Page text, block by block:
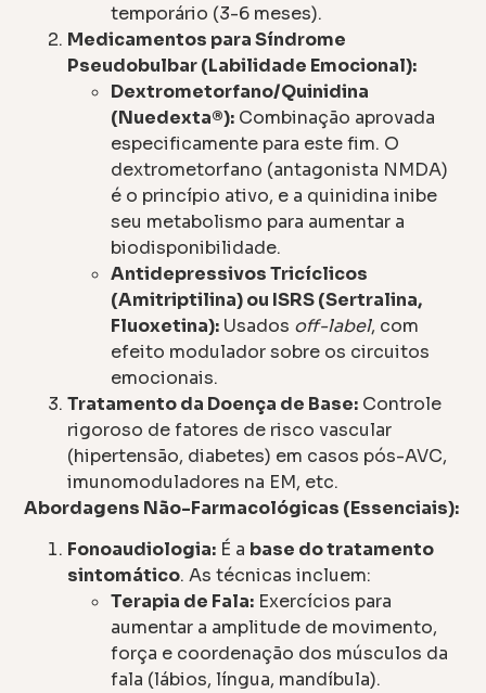
temporário (3-6 meses).
Medicamentos para Síndrome
Pseudobulbar (Labilidade Emocional):
Dextrometorfano/Quinidina
(Nuedexta®): Combinação aprovada
especificamente para este fim. O
dextrometorfano (antagonista NMDA)
é o princípio ativo, e a quinidina inibe
seu metabolismo para aumentar a
biodisponibilidade.
Antidepressivos Tricíclicos
(Amitriptilina) ou ISRS (Sertralina,
Fluoxetina): Usados off-label, com
efeito modulador sobre os circuitos
emocionais.
Tratamento da Doença de Base: Controle
rigoroso de fatores de risco vascular
(hipertensão, diabetes) em casos pós-AVC,
imunomoduladores na EM, etc.
Abordagens Não-Farmacológicas (Essenciais):
Fonoaudiologia: É a base do tratamento
sintomático. As técnicas incluem:
Terapia de Fala: Exercícios para
aumentar a amplitude de movimento,
força e coordenação dos músculos da
fala (lábios, língua, mandíbula).